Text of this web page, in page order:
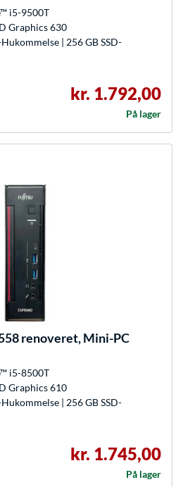
i5-9500T
Graphics 630
| 256 GB SSD-
kr. 1.792,00
På lager
renoveret, Mini-PC
i5-8500T
Graphics 610
| 256 GB SSD-
kr. 1.745,00
På lager